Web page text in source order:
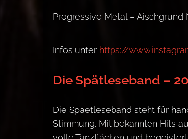
Progressive Metal – Aischgrund
Infos unter https://
Die Spätleseband –
Die Spaetleseband steht für
Stimmung. Mit bekannten Hits